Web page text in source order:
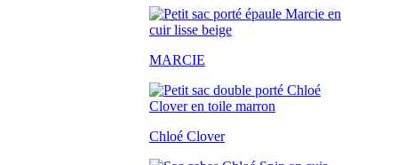
MARCIE
Chloé Clover